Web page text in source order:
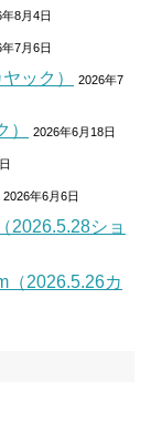
8月4日
7月6日
ック）
2026年7
2026年6月18日
2026年6月6日
2026.5.28ショ
（2026.5.26カ